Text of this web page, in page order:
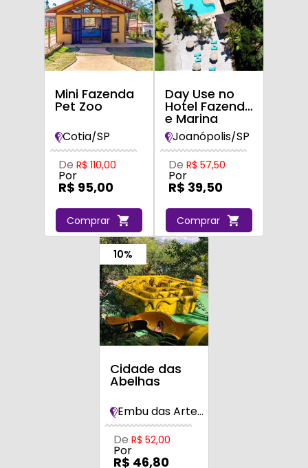
Mini Fazenda
Pet Zoo
Cotia/SP
De R$ 110,00
Por
R$ 95,00
Comprar
Day Use no
Hotel Fazenda
e Marina
Monteleone
Joanópolis/SP
De R$ 57,50
Por
R$ 39,50
Comprar
10%
Cidade das
Abelhas
Embu das Artes/SP
De R$ 52,00
Por
R$ 46,80